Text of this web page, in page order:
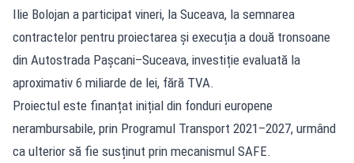
Ilie Bolojan a participat vineri, la Suceava, la semnarea
contractelor pentru proiectarea și execuția a două tronsoane
din Autostrada Pașcani–Suceava, investiție evaluată la
aproximativ 6 miliarde de lei, fără TVA.
Proiectul este finanțat inițial din fonduri europene
nerambursabile, prin Programul Transport 2021–2027, urmând
ca ulterior să fie susținut prin mecanismul SAFE.